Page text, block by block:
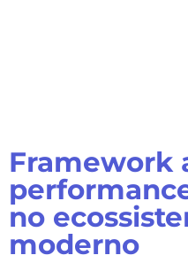
Framework
no
moderno